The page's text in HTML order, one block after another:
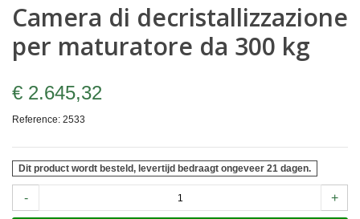
Camera di decristallizzazione
per maturatore da 300 kg
€ 2.645,32
Reference: 2533
Dit product wordt besteld, levertijd bedraagt ongeveer 21 dagen.
- +